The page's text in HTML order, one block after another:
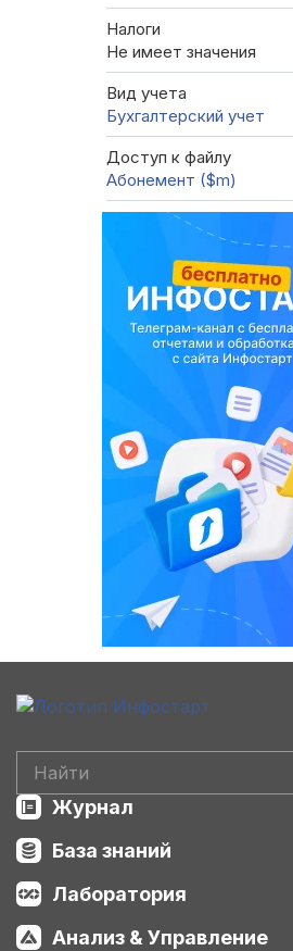
Налоги
Не имеет значения
Вид учета
Бухгалтерский учет
Доступ к файлу
Абонемент ($m)
Журнал
База знаний
Лаборатория
Анализ & Управление